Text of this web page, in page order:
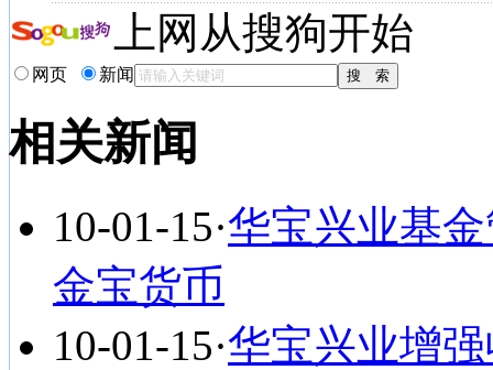
上网从搜狗开始
网页 新闻
相关新闻
10-01-15·华宝兴业基
金宝货币
10-01-15·华宝兴业增